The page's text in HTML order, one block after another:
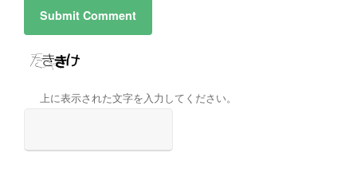
上に表示された文字を入力してください。